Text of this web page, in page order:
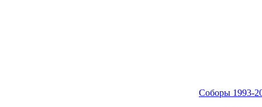
Соборы 1993-